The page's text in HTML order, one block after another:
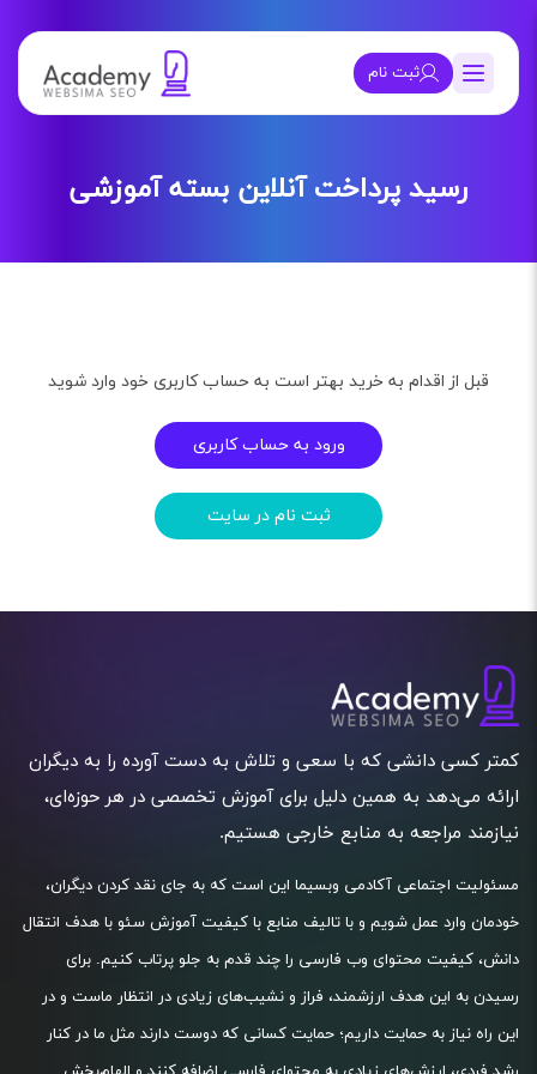
ثبت نام
رسید پرداخت آنلاین بسته آموزشی
قبل از اقدام به خرید بهتر است به حساب کاربری خود وارد شوید
ورود به حساب کاربری
ثبت نام در سایت
کمتر کسی دانشی که با سعی و تلاش به دست آورده را به دیگران
ارائه می‌دهد به همین دلیل برای آموزش تخصصی در هر حوزه‌ای،
نیازمند مراجعه به منابع خارجی هستیم.
مسئولیت اجتماعی آکادمی وبسیما این است که به جای نقد کردن دیگران،
خودمان وارد عمل شویم و با تالیف منابع با کیفیت آموزش سئو با هدف انتقال
دانش، کیفیت محتوای وب فارسی را چند قدم به جلو پرتاب کنیم. برای
رسیدن به این هدف ارزشمند، فراز و نشیب‌های زیادی در انتظار ماست و در
این راه نیاز به حمایت داریم؛ حمایت کسانی که دوست دارند مثل ما در کنار